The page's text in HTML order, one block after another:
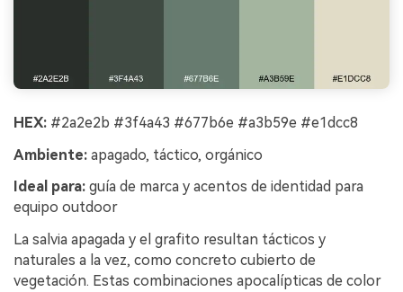
HEX: #2a2e2b #3f4a43 #677b6e #a3b59e #e1dcc8
Ambiente: apagado, táctico, orgánico
Ideal para: guía de marca y acentos de identidad para
equipo outdoor
La salvia apagada y el grafito resultan tácticos y
naturales a la vez, como concreto cubierto de
vegetación. Estas combinaciones apocalípticas de color